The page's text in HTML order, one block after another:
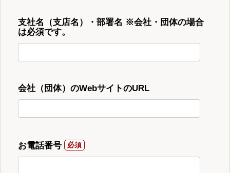
支社名（支店名）・部署名 ※会社・団体の場合
は必須です。
会社（団体）のWebサイトのURL
お電話番号